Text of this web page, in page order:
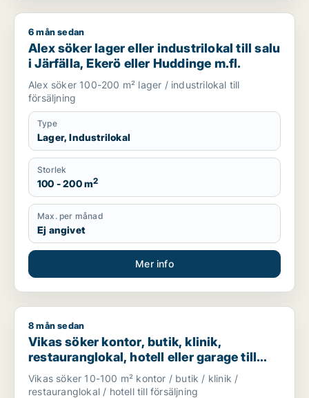
Alex söker lager eller industrilokal till salu i Järfälla, Ekerö
6 mån sedan
Alex söker lager eller industrilokal till salu
i Järfälla, Ekerö eller Huddinge m.fl.
Alex söker 100-200 m² lager / industrilokal till
försäljning
Type
Lager, Industrilokal
Storlek
100 - 200 m2
Max. per månad
Ej angivet
Mer info
Vikas söker kontor, butik, klinik, restauranglokal, hotell
8 mån sedan
Vikas söker kontor, butik, klinik,
restauranglokal, hotell eller garage till
salu i Upplands Väsby, Vallentuna eller
Österåker m.fl.
Vikas söker 10-100 m² kontor / butik / klinik /
restauranglokal / hotell till försäljning